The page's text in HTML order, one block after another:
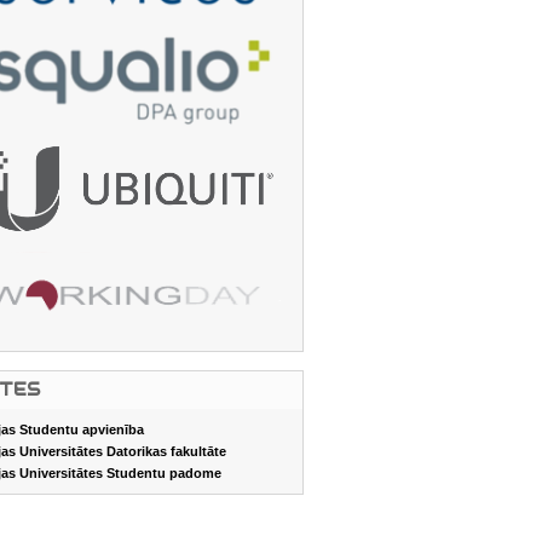
Studentu apvienība
Universitātes Datorikas fakultāte
Universitātes Studentu padome